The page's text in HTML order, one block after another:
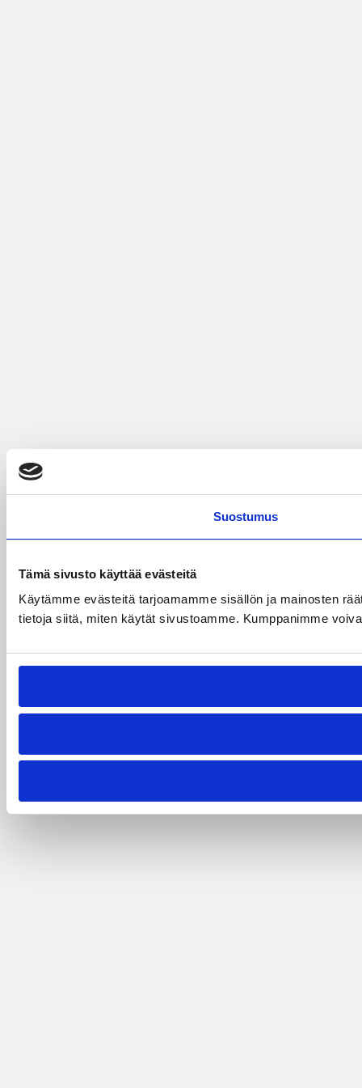
Suostumus
Tämä sivusto käyttää evästeitä
Käytämme evästeitä tarjoamamme sisällön ja mainosten
tietoja siitä, miten käytät sivustoamme. Kumppanimme